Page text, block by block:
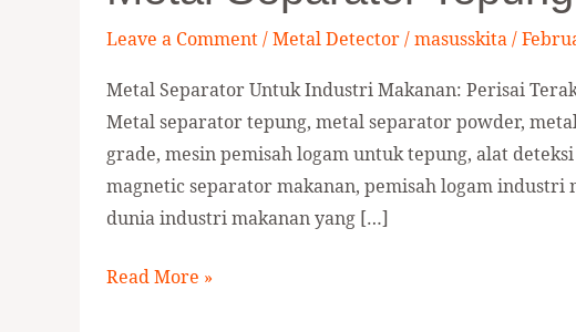
Leave a Comment/Metal Detector/masusskita/
Metal Separator Untuk Industri Makanan: Perisai
Metal separator tepung, metal separator powder,
grade, mesin pemisah logam untuk tepung, alat
magnetic separator makanan, pemisah logam
dunia industri makanan yang […]
Tepung
Read More »